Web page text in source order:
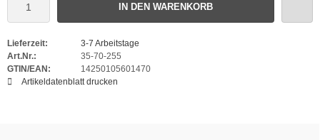
IN DEN WARENKORB
Lieferzeit:
3-7 Arbeitstage
Art.Nr.:
35-70-255
GTIN/EAN:
14250105601470
Artikeldatenblatt drucken